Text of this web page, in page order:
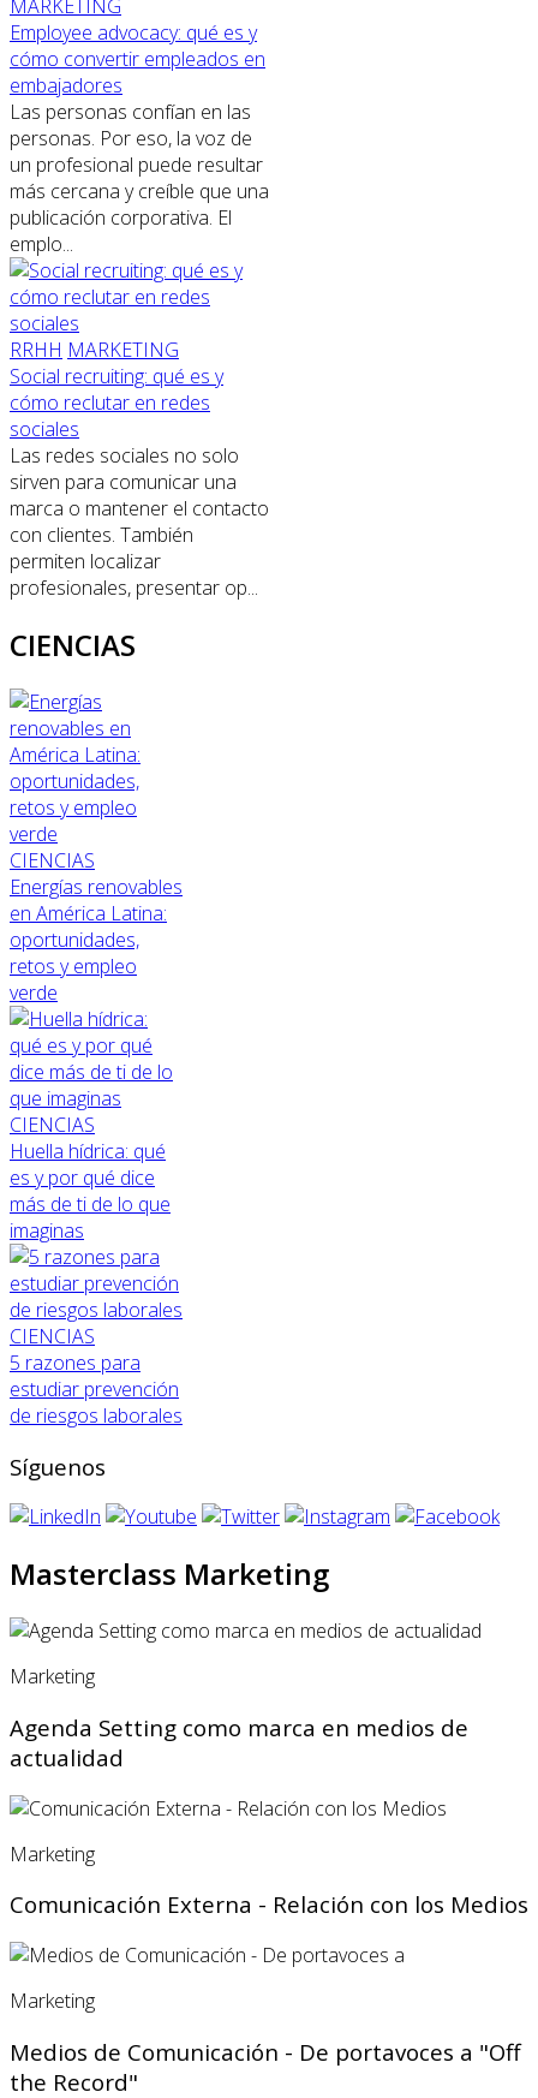
MARKETING
Employee advocacy: qué es y
cómo convertir empleados en
embajadores
Las personas confían en las
personas. Por eso, la voz de
un profesional puede resultar
más cercana y creíble que una
publicación corporativa. El
emplo...
RRHH MARKETING
Social recruiting: qué es y
cómo reclutar en redes
sociales
Las redes sociales no solo
sirven para comunicar una
marca o mantener el contacto
con clientes. También
permiten localizar
profesionales, presentar op...
CIENCIAS
CIENCIAS
Energías renovables
en América Latina:
oportunidades,
retos y empleo
verde
CIENCIAS
Huella hídrica: qué
es y por qué dice
más de ti de lo que
imaginas
CIENCIAS
5 razones para
estudiar prevención
de riesgos laborales
Síguenos
Masterclass Marketing
Marketing
Agenda Setting como marca en medios de
actualidad
Marketing
Comunicación Externa - Relación con los Medios
Marketing
Medios de Comunicación - De portavoces a "Off
the Record"